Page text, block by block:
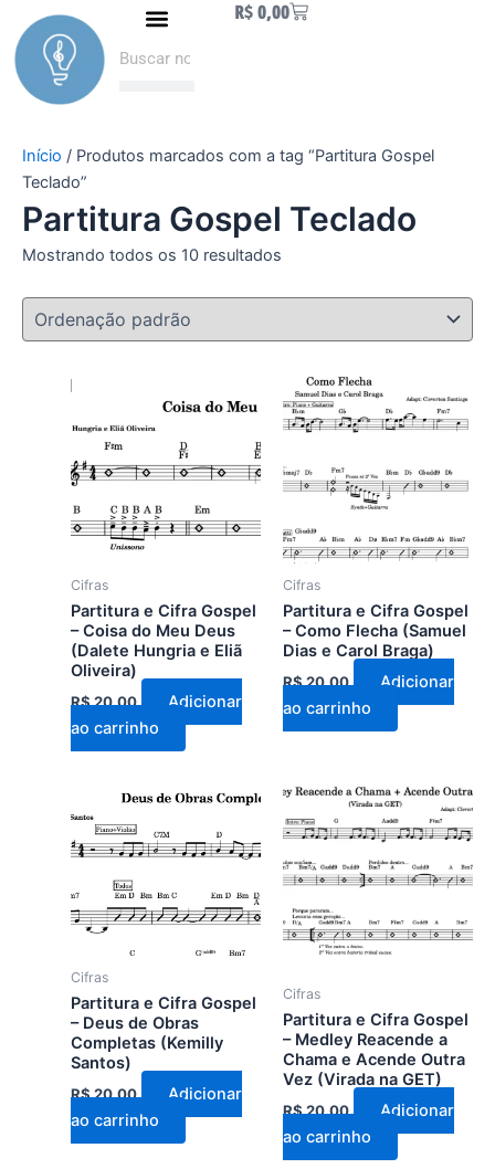
para
conteúdo
Pesquisar
R$0,00Carrinho
Início / Produtos marcados com a tag “Partitura Gospel
Teclado”
Partitura Gospel Teclado
Mostrando todos os 10 resultados
Cifras
Partitura e Cifra Gospel
– Coisa do Meu Deus
(Dalete Hungria e Eliã
Oliveira)
R$20,00
Adicionar
ao carrinho
Cifras
Partitura e Cifra Gospel
– Como Flecha (Samuel
Dias e Carol Braga)
R$20,00
Adicionar
ao carrinho
Cifras
Partitura e Cifra Gospel
– Deus de Obras
Completas (Kemilly
Santos)
R$20,00
Adicionar
ao carrinho
Cifras
Partitura e Cifra Gospel
– Medley Reacende a
Chama e Acende Outra
Vez (Virada na GET)
R$20,00
Adicionar
ao carrinho